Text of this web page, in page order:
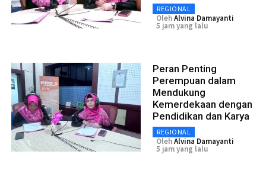
REGIONAL
OlehAlvina Damayanti
5 jam yang lalu
Peran Penting
Perempuan dalam
Mendukung
Kemerdekaan dengan
Pendidikan dan Karya
REGIONAL
OlehAlvina Damayanti
5 jam yang lalu